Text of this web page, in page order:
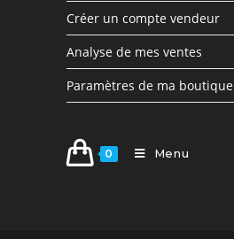
Créer un compte vendeur
Analyse de mes ventes
Paramètres de ma boutique
0 Menu